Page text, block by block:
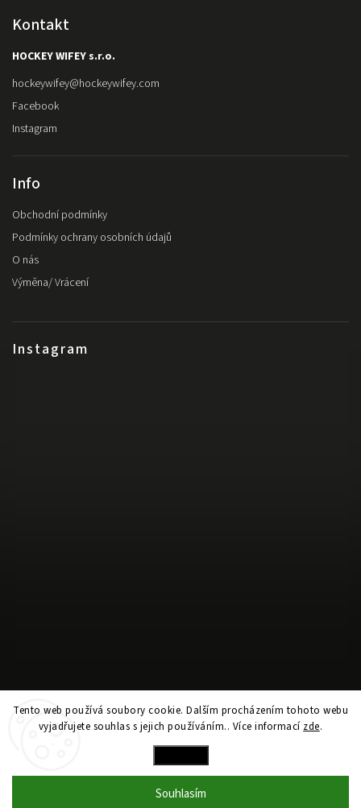
Tento web používá soubory cookie. Dalším procházením tohoto webu
vyjadřujete souhlas s jejich používáním.. Více informací zde.
Souhlasím
Kontakt
HOCKEY WIFEY s.r.o.
hockeywifey@hockeywifey.com
Facebook
Instagram
Instagram
Sledovat na Instagramu
Info
Obchodní podmínky
Podmínky ochrany osobních údajů
O nás
Výměna/ Vrácení